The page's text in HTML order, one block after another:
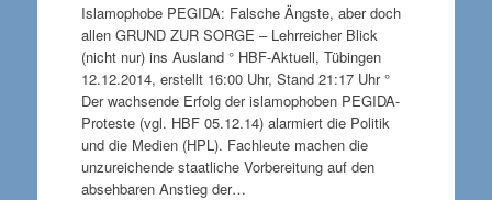
Islamophobe PEGIDA: Falsche Ängste, aber doch
allen GRUND ZUR SORGE – Lehrreicher Blick
(nicht nur) ins Ausland ° HBF-Aktuell, Tübingen
12.12.2014, erstellt 16:00 Uhr, Stand 21:17 Uhr °
Der wachsende Erfolg der islamophoben PEGIDA-
Proteste (vgl. HBF 05.12.14) alarmiert die Politik
und die Medien (HPL). Fachleute machen die
unzureichende staatliche Vorbereitung auf den
absehbaren Anstieg der…